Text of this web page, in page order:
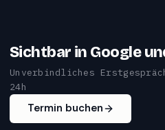
Sichtbar in Google
Unverbindliches
24h
Termin buchen